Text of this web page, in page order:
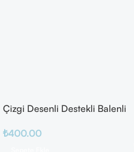
Çizgi Desenli Destekli Balenli
₺400.00